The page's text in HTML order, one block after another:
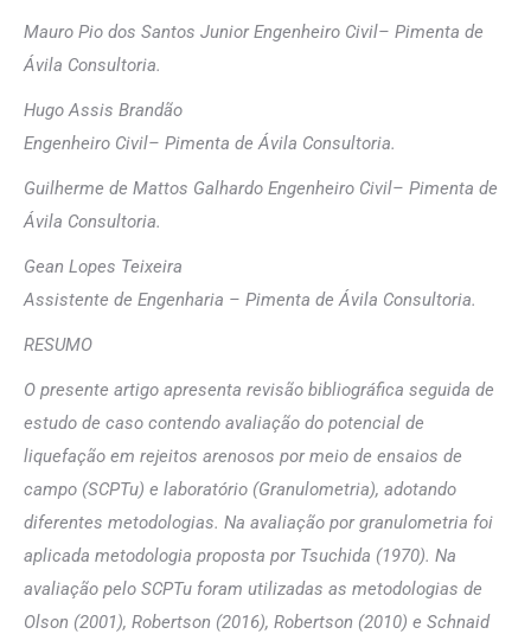
Mauro Pio dos Santos Junior Engenheiro Civil– Pimenta de
Ávila Consultoria.
Hugo Assis Brandão
Engenheiro Civil– Pimenta de Ávila Consultoria.
Guilherme de Mattos Galhardo Engenheiro Civil– Pimenta de
Ávila Consultoria.
Gean Lopes Teixeira
Assistente de Engenharia – Pimenta de Ávila Consultoria.
RESUMO
O presente artigo apresenta revisão bibliográfica seguida de
estudo de caso contendo avaliação do potencial de
liquefação em rejeitos arenosos por meio de ensaios de
campo (SCPTu) e laboratório (Granulometria), adotando
diferentes metodologias. Na avaliação por granulometria foi
aplicada metodologia proposta por Tsuchida (1970). Na
avaliação pelo SCPTu foram utilizadas as metodologias de
Olson (2001), Robertson (2016), Robertson (2010) e Schnaid